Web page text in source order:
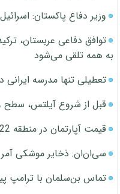
وزیر دفاع پاکستان:
توافق دفاعی عربستان،
به همه تلقی می‌شود
تعطیلی تنها مدرسه ایرانی
قبل از شروع آیلتس، سطح
قیمت آپارتمان در منطقه 22 تهران چقدر است؟
سی‌ان‌ان: ذخایر موشکی
تماس بن‌سلمان با ترامپ